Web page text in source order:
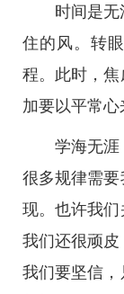
时间是
住的风。转
程。此时，
加要以平常心
学海无
很多规律需
现。也许我
我们还很顽
我们要坚信